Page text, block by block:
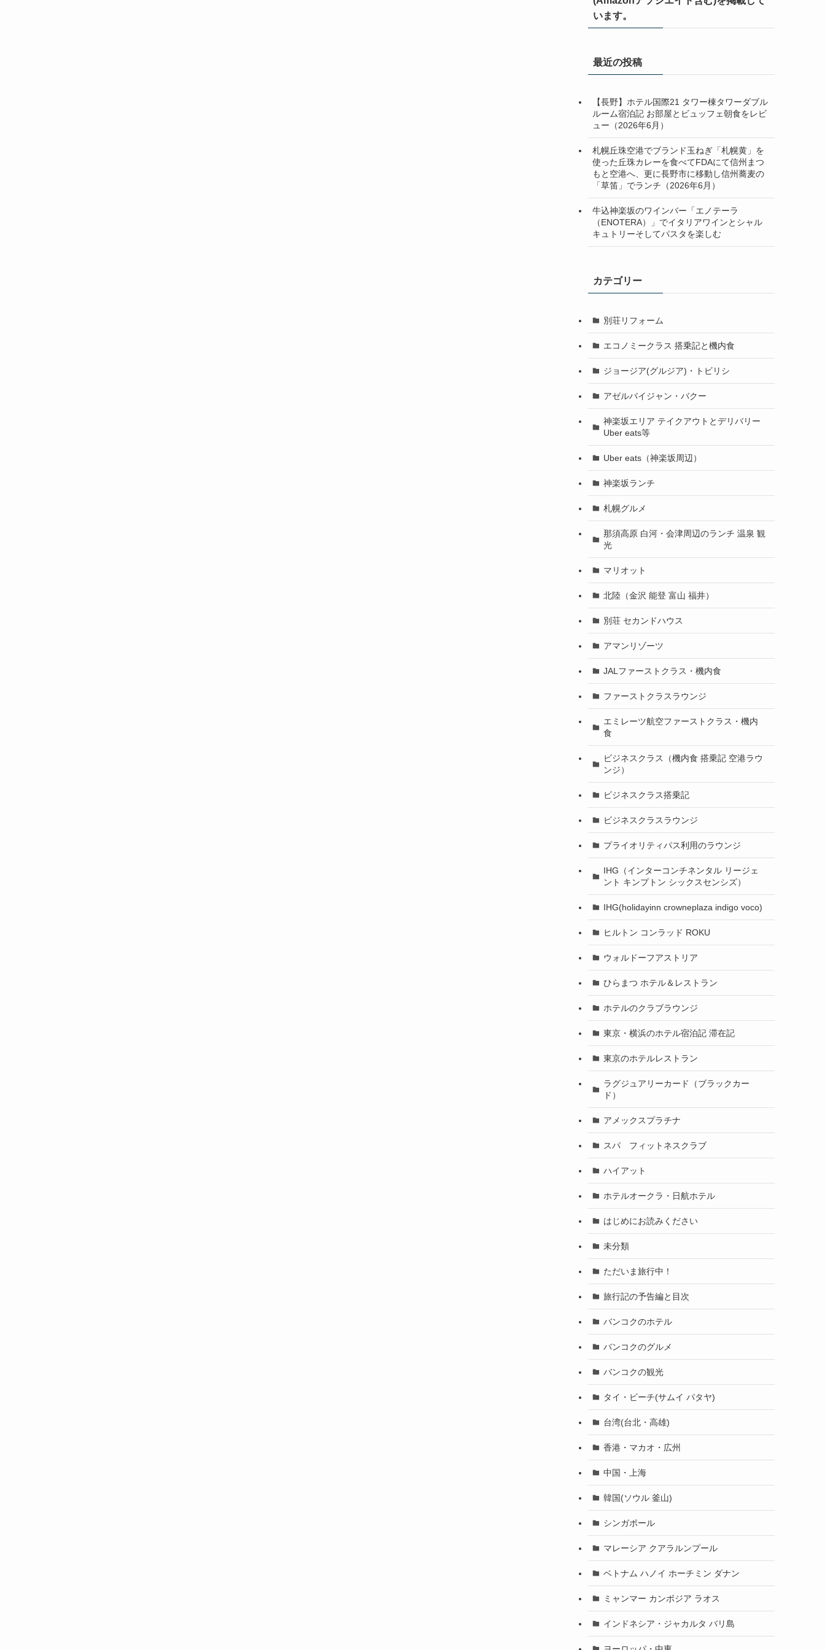
います。
最近の投稿
【長野】ホテル国際21 タワー棟タワーダブル
ルーム宿泊記 お部屋とビュッフェ朝食をレビ
ュー（2026年6月）
札幌丘珠空港でブランド玉ねぎ「札幌黄」を
使った丘珠カレーを食べてFDAにて信州まつ
もと空港へ、更に長野市に移動し信州蕎麦の
「草笛」でランチ（2026年6月）
牛込神楽坂のワインバー「エノテーラ
（ENOTERA）」でイタリアワインとシャル
キュトリーそしてパスタを楽しむ
カテゴリー
別荘リフォーム
エコノミークラス 搭乗記と機内食
ジョージア(グルジア)・トビリシ
アゼルバイジャン・バクー
神楽坂エリア テイクアウトとデリバリー
Uber eats等
Uber eats（神楽坂周辺）
神楽坂ランチ
札幌グルメ
那須高原 白河・会津周辺のランチ 温泉 観
光
マリオット
北陸（金沢 能登 富山 福井）
別荘 セカンドハウス
アマンリゾーツ
JALファーストクラス・機内食
ファーストクラスラウンジ
エミレーツ航空ファーストクラス・機内
食
ビジネスクラス（機内食 搭乗記 空港ラウ
ンジ）
ビジネスクラス搭乗記
ビジネスクラスラウンジ
プライオリティパス利用のラウンジ
IHG（インターコンチネンタル リージェ
ント キンプトン シックスセンシズ）
IHG(holidayinn crowneplaza indigo voco)
ヒルトン コンラッド ROKU
ウォルドーフアストリア
ひらまつ ホテル＆レストラン
ホテルのクラブラウンジ
東京・横浜のホテル宿泊記 滞在記
東京のホテルレストラン
ラグジュアリーカード（ブラックカー
ド）
アメックスプラチナ
スパ フィットネスクラブ
ハイアット
ホテルオークラ・日航ホテル
はじめにお読みください
未分類
ただいま旅行中！
旅行記の予告編と目次
バンコクのホテル
バンコクのグルメ
バンコクの観光
タイ・ビーチ(サムイ パタヤ)
台湾(台北・高雄)
香港・マカオ・広州
中国・上海
韓国(ソウル 釜山)
シンガポール
マレーシア クアラルンプール
ベトナム ハノイ ホーチミン ダナン
ミャンマー カンボジア ラオス
インドネシア・ジャカルタ バリ島